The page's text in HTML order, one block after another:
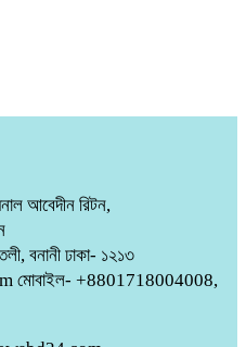
আবেদীন রিটন,
বনানী ঢাকা- ১২১৩
মোবাইল- +8801718004008,